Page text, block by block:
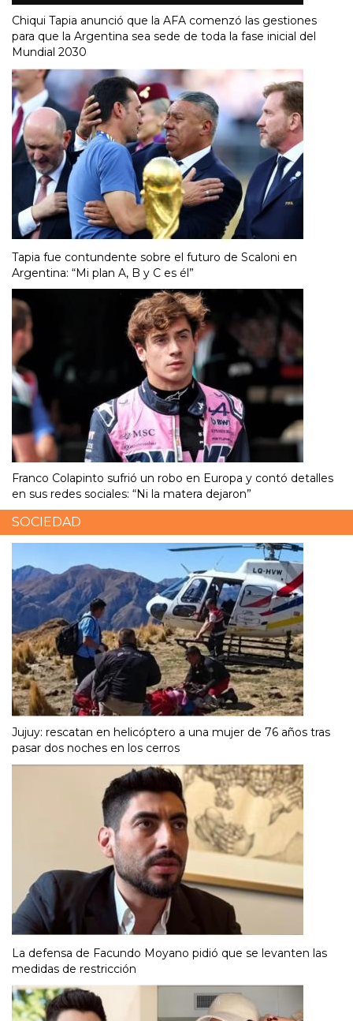
Chiqui Tapia anunció que la AFA comenzó las gestiones
para que la Argentina sea sede de toda la fase inicial del
Mundial 2030
Tapia fue contundente sobre el futuro de Scaloni en
Argentina: “Mi plan A, B y C es él”
Franco Colapinto sufrió un robo en Europa y contó detalles
en sus redes sociales: “Ni la matera dejaron”
SOCIEDAD
Jujuy: rescatan en helicóptero a una mujer de 76 años tras
pasar dos noches en los cerros
La defensa de Facundo Moyano pidió que se levanten las
medidas de restricción